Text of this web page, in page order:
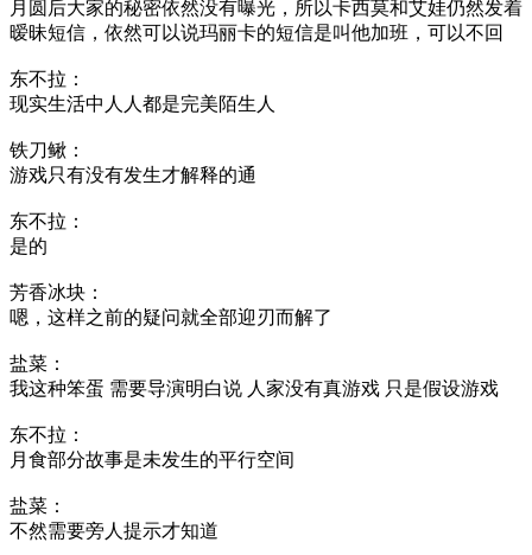
月圆后大家的秘密依然没有曝光，所以卡西莫和艾娃仍然发着
暧昧短信，依然可以说玛丽卡的短信是叫他加班，可以不回
东不拉：
现实生活中人人都是完美陌生人
铁刀鳅：
游戏只有没有发生才解释的通
东不拉：
是的
芳香冰块：
嗯，这样之前的疑问就全部迎刃而解了
盐菜：
我这种笨蛋 需要导演明白说 人家没有真游戏 只是假设游戏
东不拉：
月食部分故事是未发生的平行空间
盐菜：
不然需要旁人提示才知道